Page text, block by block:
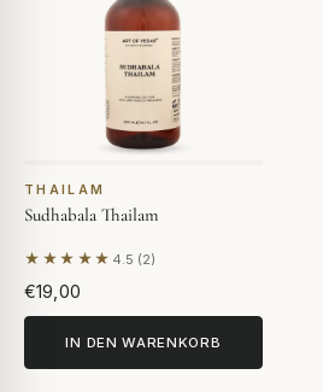
THAILAM
Sudhabala Thailam
★★★★★ 4.5 (2)
Basierend auf 2 Bewertungen
€19,00
IN DEN WARENKORB